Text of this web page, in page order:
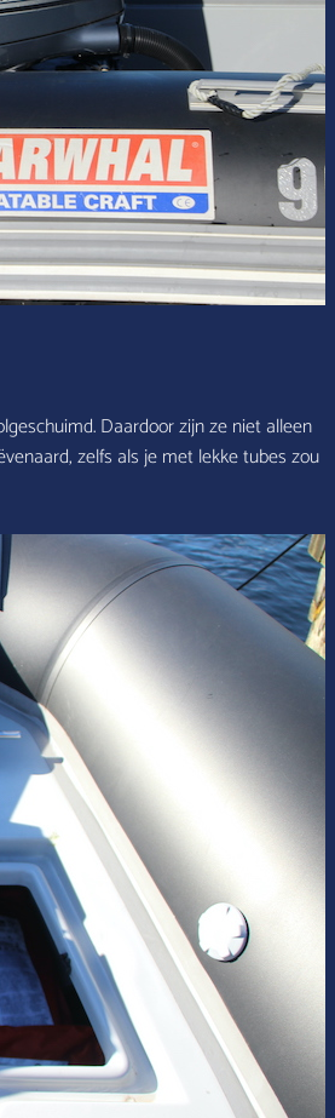
Daardoor zijn ze niet alleen
zelfs als je met lekke tubes zou